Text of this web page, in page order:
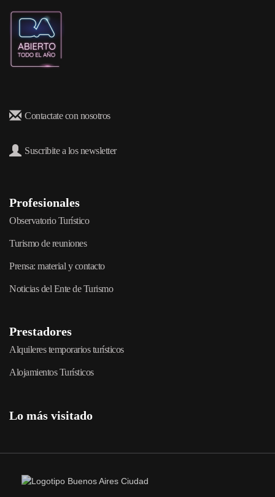
Contactate con nosotros
Suscribite a los newsletter
Profesionales
Observatorio Turístico
Turismo de reuniones
Prensa: material y contacto
Noticias del Ente de Turismo
Prestadores
Alquileres temporarios turísticos
Alojamientos Turísticos
Lo más visitado